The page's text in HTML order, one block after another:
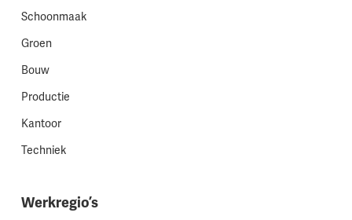
Schoonmaak
Groen
Bouw
Productie
Kantoor
Techniek
Werkregio’s